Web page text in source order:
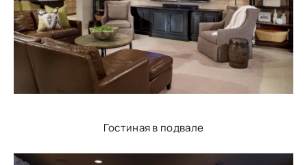
Гостиная в подвале